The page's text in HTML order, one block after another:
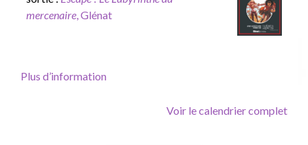
Labyrinthe
mercenaire, Glénat
Plus d’information
Voir le calendrier complet